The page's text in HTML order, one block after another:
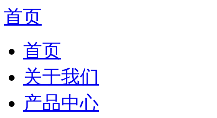
首页
首页
关于我们
产品中心